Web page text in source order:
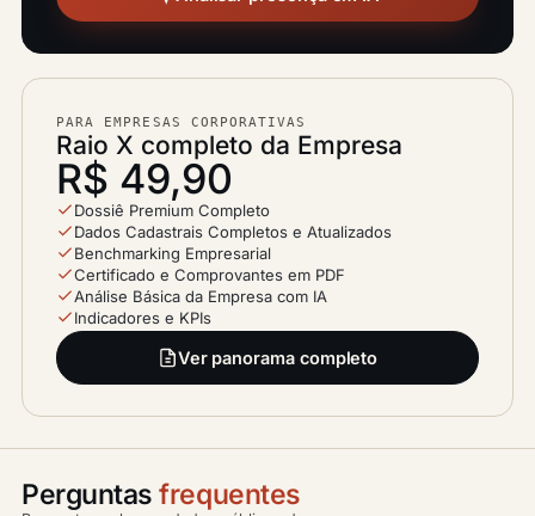
PARA EMPRESAS CORPORATIVAS
Raio X completo da Empresa
R$ 49,90
Dossiê Premium Completo
Dados Cadastrais Completos e Atualizados
Benchmarking Empresarial
Certificado e Comprovantes em PDF
Análise Básica da Empresa com IA
Indicadores e KPIs
Ver panorama completo
Perguntasfrequentes